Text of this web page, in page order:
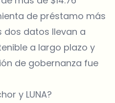
de préstamo más
dos datos llevan a
a largo plazo y
de gobernanza fue
y LUNA?